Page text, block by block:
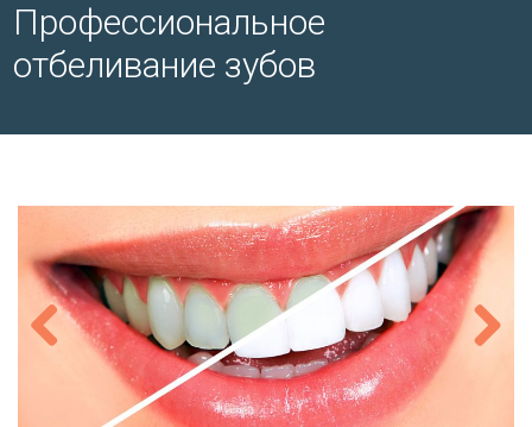
Профессиональное
отбеливание зубов
Previous